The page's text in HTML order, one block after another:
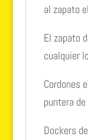
al zapato
El zapato
cualquier
Cordones
puntera
Dockers